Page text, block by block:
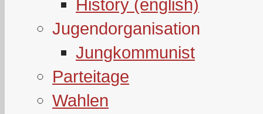
History (english)
Jugendorganisation
Jungkommunist
Parteitage
Wahlen